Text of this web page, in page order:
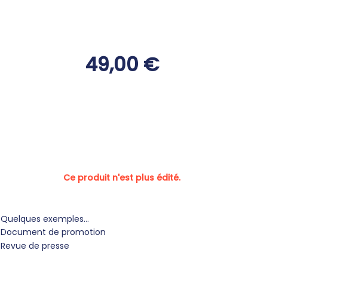
49,00 €
Ce produit n'est plus édité.
Quelques exemples...
Document de promotion
Revue de presse